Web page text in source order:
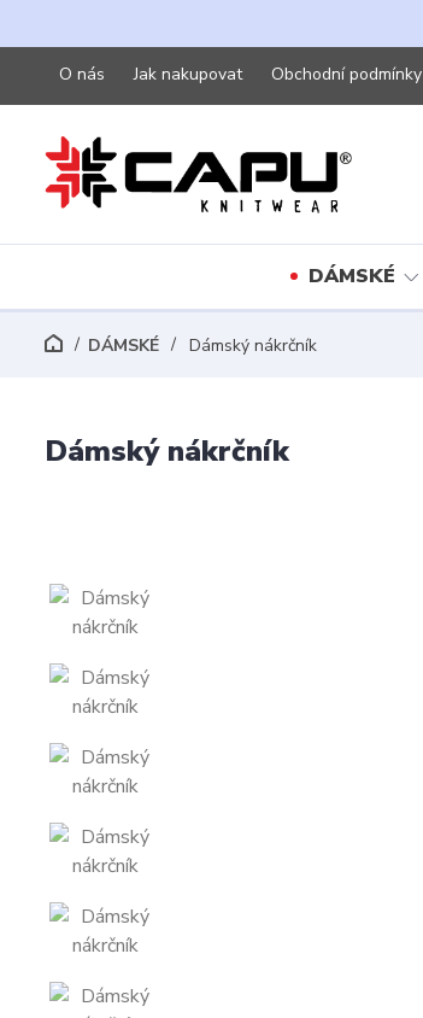
O nás Jak nakupovat Obchodní podmínky
DÁMSKÉ
DÁMSKÉ Dámský nákrčník
Dámský nákrčník